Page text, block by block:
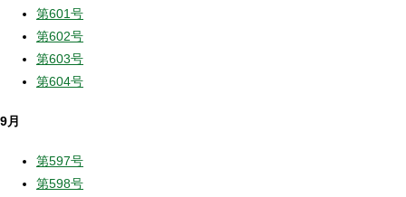
第601号
第602号
第603号
第604号
9月
第597号
第598号